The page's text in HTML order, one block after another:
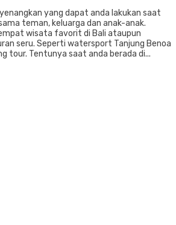
yang dapat anda lakukan saat
teman, keluarga dan anak-anak.
wisata favorit di Bali ataupun
seru. Seperti watersport Tanjung Benoa
tour. Tentunya saat anda berada di...